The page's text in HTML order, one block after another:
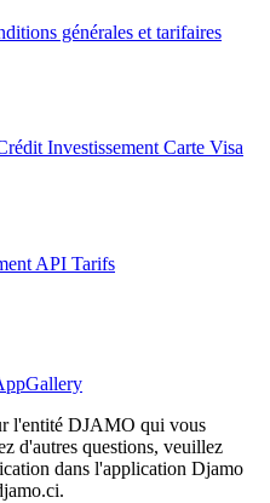
générales et tarifaires
Investissement Carte Visa
API Tarifs
l'entité DJAMO qui vous
d'autres questions, veuillez
dans l'application Djamo
.